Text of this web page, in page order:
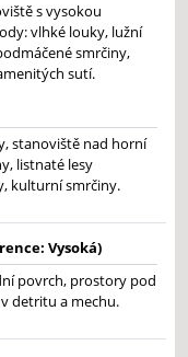
s vysokou
vlhké louky, lužní
smrčiny,
sutí.
stanoviště nad horní
listnaté lesy
kulturní smrčiny.
Vysoká)
povrch, prostory pod
detritu a mechu.